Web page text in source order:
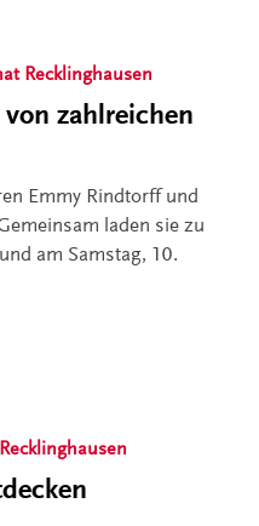
Recklinghausen
zahlreichen
Emmy Rindtorff und
laden sie zu
am Samstag, 10.